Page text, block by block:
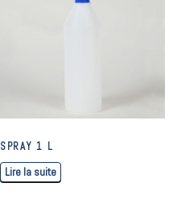
SPRAY 1 L
Lire la suite